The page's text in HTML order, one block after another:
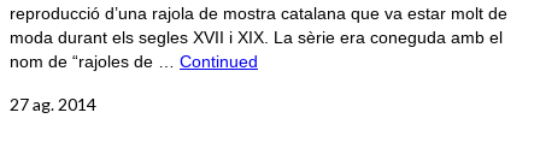
reproducció d’una rajola de mostra catalana que va estar molt de
moda durant els segles XVII i XIX. La sèrie era coneguda amb el
nom de “rajoles de … Continued
27ag. 2014